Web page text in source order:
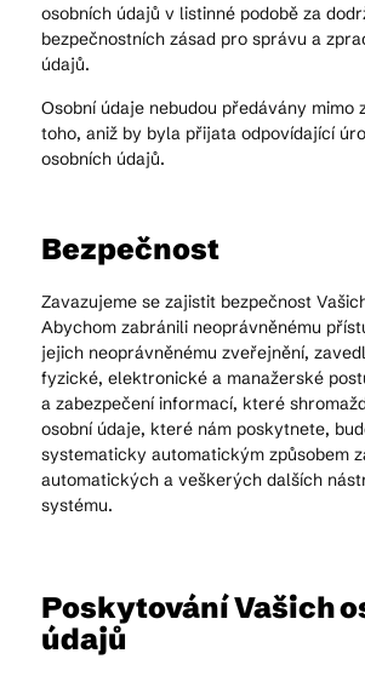
osobních údajů v listinné podobě za
bezpečnostních zásad pro správu a
údajů.
Osobní údaje nebudou předávány mimo
toho, aniž by byla přijata odpovídající
osobních údajů.
Bezpečnost
Zavazujeme se zajistit bezpečnost
Abychom zabránili neoprávněnému
jejich neoprávněnému zveřejnění,
fyzické, elektronické a manažerské
a zabezpečení informací, které
osobní údaje, které nám poskytnete,
systematicky automatickým způsobem
automatických a veškerých dalších
systému.
Poskytování Vašich
údajů